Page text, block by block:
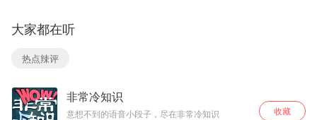
大家都在听
热点辣评
非常冷知识
意想不到的语音小段子，尽在非常冷知识
收藏